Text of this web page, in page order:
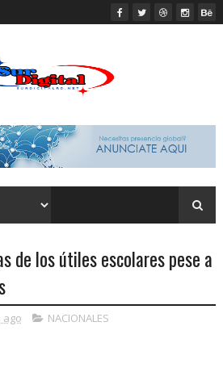
de los útiles escolares pese a
ago NACIONALES